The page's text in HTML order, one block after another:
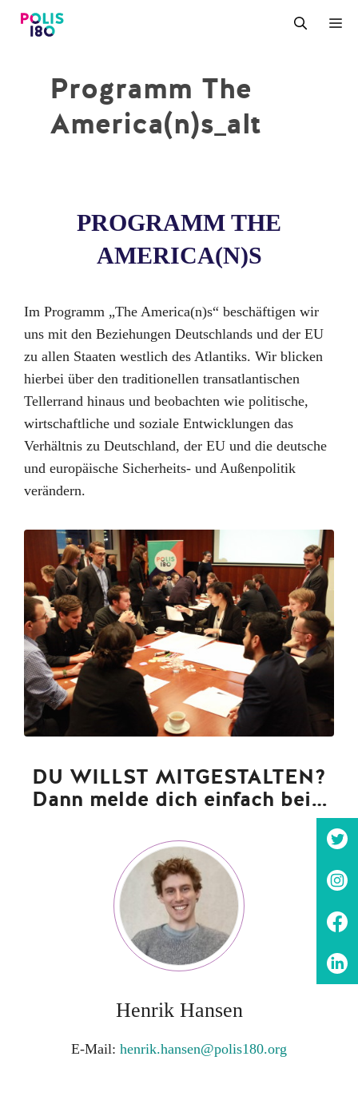
Zum
Inhalt
Programm The
America(n)s_alt
PROGRAMM THE
AMERICA(N)S
Im Programm „The America(n)s“ beschäftigen wir
uns mit den Beziehungen Deutschlands und der EU
zu allen Staaten westlich des Atlantiks. Wir blicken
hierbei über den traditionellen transatlantischen
Tellerrand hinaus und beobachten wie politische,
wirtschaftliche und soziale Entwicklungen das
Verhältnis zu Deutschland, der EU und die deutsche
und europäische Sicherheits- und Außenpolitik
verändern.
DU WILLST MITGESTALTEN?
Dann melde dich einfach bei…
Henrik Hansen
E-Mail: henrik.hansen@polis180.org